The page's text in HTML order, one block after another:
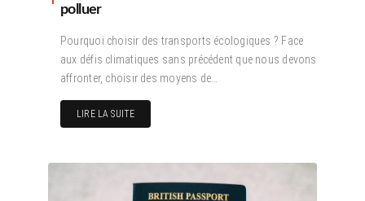
polluer
Pourquoi choisir des transports écologiques ? Face
aux défis climatiques sans précédent que nous devons
affronter, choisir des moyens de…
LIRE LA SUITE